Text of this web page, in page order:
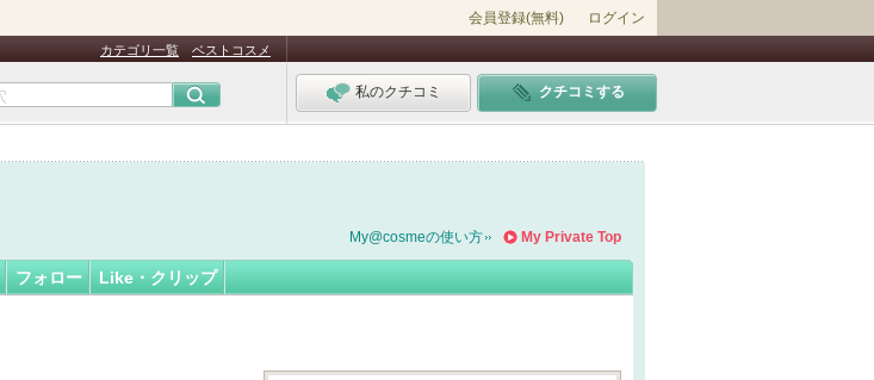
会員登録(無料) ログイン
カテゴリ一覧 ベストコスメ
私のクチコミ クチコミする
My Private Top
My@cosmeの使い方
フォロー Like・クリップ